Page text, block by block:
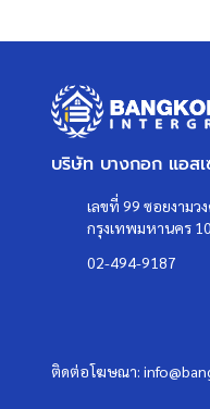
แล้วทำ
คลิก<<<
บริษัท บางกอก แอส
เลขที่ 99 ซอยงามว
กรุงเทพมหานคร
02-494-9187
ติดต่อโฆษณา: